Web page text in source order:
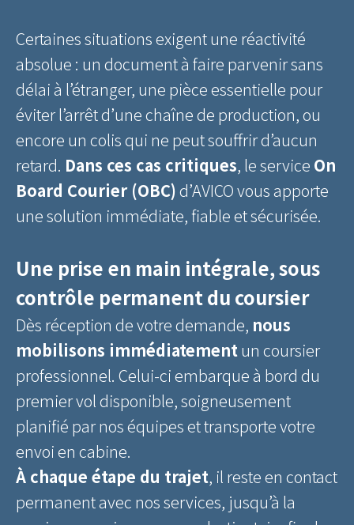
Certaines situations exigent une réactivité
absolue : un document à faire parvenir sans
délai à l’étranger, une pièce essentielle pour
éviter l’arrêt d’une chaîne de production, ou
encore un colis qui ne peut souffrir d’aucun
retard. Dans ces cas critiques, le service On
Board Courier (OBC)d’AVICO vous apporte
une solution immédiate, fiable et sécurisée.
Une prise en main intégrale, sous
contrôle permanent du coursier
Dès réception de votre demande, nous
mobilisons immédiatementun coursier
professionnel. Celui-ci embarque à bord du
premier vol disponible, soigneusement
planifié par nos équipes et transporte votre
envoi en cabine.
À chaque étape du trajet, il reste en contact
permanent avec nos services, jusqu’à la